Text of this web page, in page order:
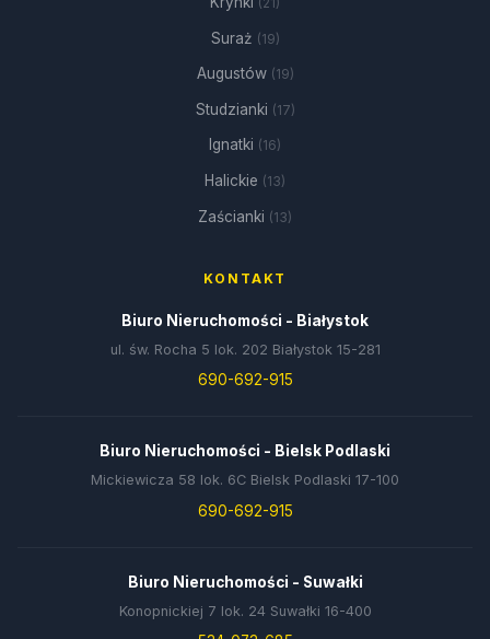
Suraż (19)
Augustów (19)
Studzianki (17)
Ignatki (16)
Halickie (13)
Zaścianki (13)
KONTAKT
Biuro Nieruchomości - Białystok
ul. św. Rocha 5 lok. 202 Białystok 15-281
690-692-915
Biuro Nieruchomości - Bielsk Podlaski
Mickiewicza 58 lok. 6C Bielsk Podlaski 17-100
690-692-915
Biuro Nieruchomości - Suwałki
Konopnickiej 7 lok. 24 Suwałki 16-400